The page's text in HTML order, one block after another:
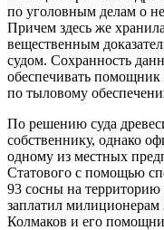
по уголовным делам о
Причем здесь же
вещественным
судом. Сохранность
обеспечивать
по тыловому
По решению суда
собственнику, однако
одному из местных
Статового с помощью
93 сосны на
заплатил
Колмаков и его